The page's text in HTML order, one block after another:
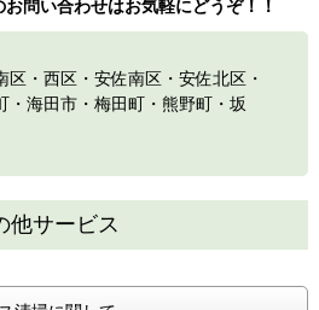
問い合わせはお気軽にどうぞ！！
区・西区・安佐南区・安佐北区・
・海田市・梅田町・熊野町・坂
他サービス